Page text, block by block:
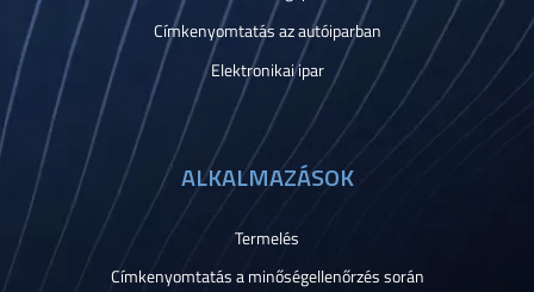
Címkenyomtatás az autóiparban
Elektronikai ipar
ALKALMAZÁSOK
Termelés
Címkenyomtatás a minőségellenőrzés során